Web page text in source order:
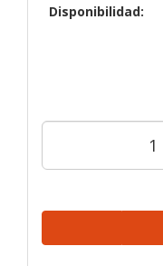
Disponibilidad: